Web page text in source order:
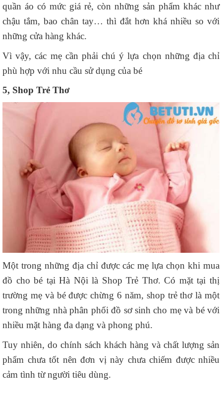
quần áo có mức giá rẻ, còn những sản phẩm khác như
chậu tắm, bao chân tay… thì đắt hơn khá nhiều so với
những cửa hàng khác.
Vì vậy, các mẹ cần phải chú ý lựa chọn những địa chỉ
phù hợp với nhu cầu sử dụng của bé
5, Shop Trẻ Thơ
Một trong những địa chỉ được các mẹ lựa chọn khi mua
đồ cho bé tại Hà Nội là Shop Trẻ Thơ. Có mặt tại thị
trường mẹ và bé được chừng 6 năm, shop trẻ thơ là một
trong những nhà phân phối đồ sơ sinh cho mẹ và bé với
nhiều mặt hàng đa dạng và phong phú.
Tuy nhiên, do chính sách khách hàng và chất lượng sản
phẩm chưa tốt nên đơn vị này chưa chiếm được nhiều
cảm tình từ người tiêu dùng.